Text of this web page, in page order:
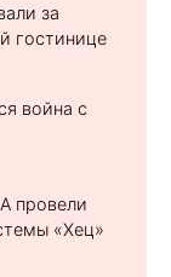
за
гостинице
война с
провели
«Хец»